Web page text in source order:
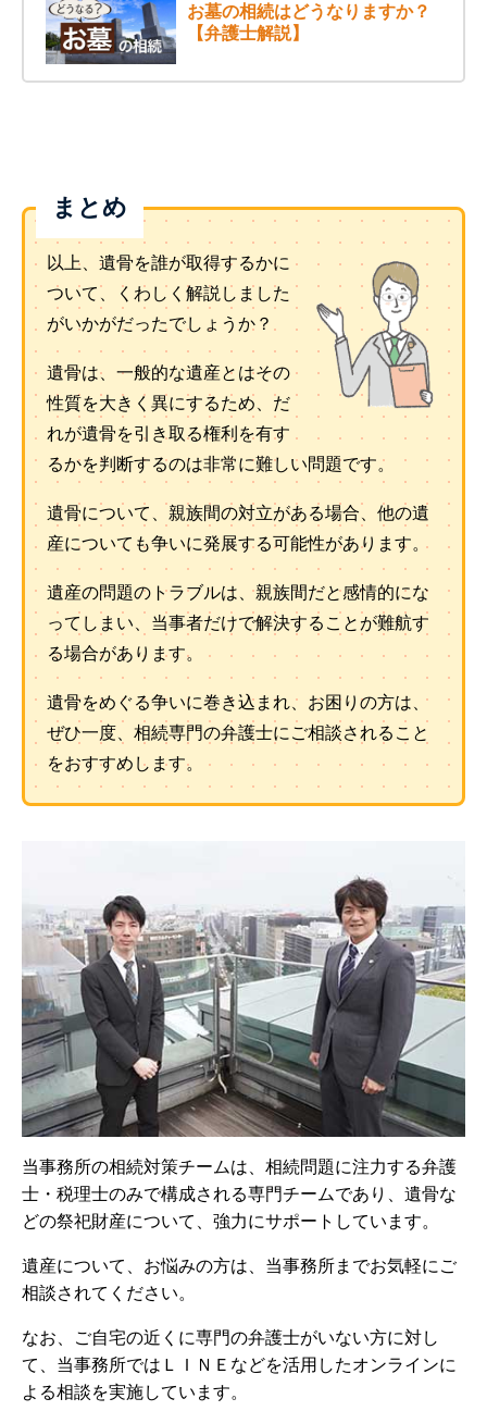
お墓の相続はどうなりますか？
【弁護士解説】
まとめ
以上、遺骨を誰が取得するかに
ついて、くわしく解説しました
がいかがだったでしょうか？
遺骨は、一般的な遺産とはその
性質を大きく異にするため、だ
れが遺骨を引き取る権利を有す
るかを判断するのは非常に難しい問題です。
遺骨について、親族間の対立がある場合、他の遺
産についても争いに発展する可能性があります。
遺産の問題のトラブルは、親族間だと感情的にな
ってしまい、当事者だけで解決することが難航す
る場合があります。
遺骨をめぐる争いに巻き込まれ、お困りの方は、
ぜひ一度、相続専門の弁護士にご相談されること
をおすすめします。
当事務所の相続対策チームは、相続問題に注力する弁護
士・税理士のみで構成される専門チームであり、遺骨な
どの祭祀財産について、強力にサポートしています。
遺産について、お悩みの方は、当事務所までお気軽にご
相談されてください。
なお、ご自宅の近くに専門の弁護士がいない方に対し
て、当事務所ではＬＩＮＥなどを活用したオンラインに
よる相談を実施しています。